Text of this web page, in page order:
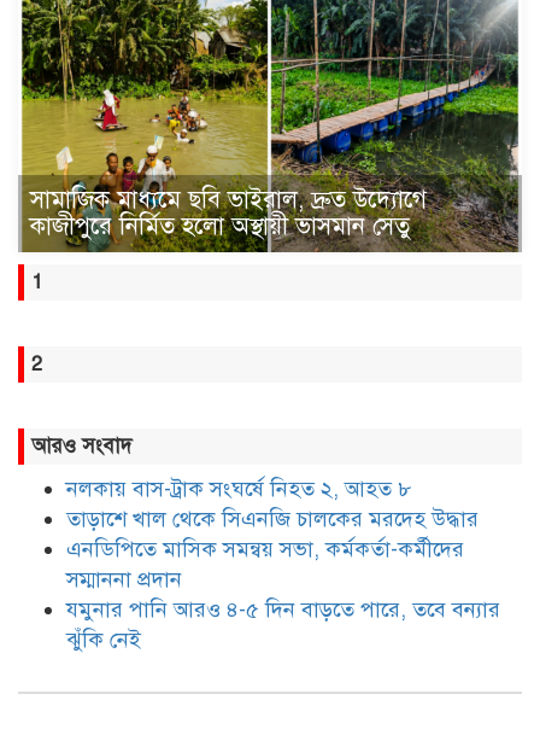
সামাজিক মাধ্যমে ছবি ভাইরাল, দ্রুত উদ্যোগে
কাজীপুরে নির্মিত হলো অস্থায়ী ভাসমান সেতু
1
2
আরও সংবাদ
নলকায় বাস-ট্রাক সংঘর্ষে নিহত ২, আহত ৮
তাড়াশে খাল থেকে সিএনজি চালকের মরদেহ উদ্ধার
এনডিপিতে মাসিক সমন্বয় সভা, কর্মকর্তা-কর্মীদের
সম্মাননা প্রদান
যমুনার পানি আরও ৪-৫ দিন বাড়তে পারে, তবে বন্যার
ঝুঁকি নেই